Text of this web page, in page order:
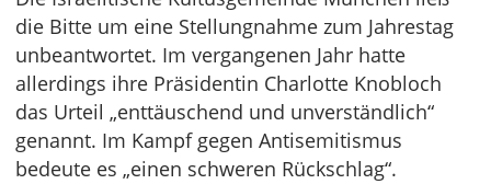
die Bitte um eine Stellungnahme zum Jahrestag
unbeantwortet. Im vergangenen Jahr hatte
allerdings ihre Präsidentin Charlotte Knobloch
das Urteil „enttäuschend und unverständlich“
genannt. Im Kampf gegen Antisemitismus
bedeute es „einen schweren Rückschlag“.